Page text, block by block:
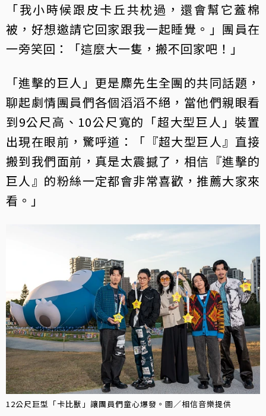
「我小時候跟皮卡丘共枕過，還會幫它蓋棉
被，好想邀請它回家跟我一起睡覺。」團員在
一旁笑回：「這麼大一隻，搬不回家吧！」
「進擊的巨人」更是麋先生全團的共同話題，
聊起劇情團員們各個滔滔不絕，當他們親眼看
到9公尺高、10公尺寬的「超大型巨人」裝置
出現在眼前，驚呼道：「『超大型巨人』直接
搬到我們面前，真是太震撼了，相信『進擊的
巨人』的粉絲一定都會非常喜歡，推薦大家來
看。」
12公尺巨型「卡比獸」讓團員們童心爆發。圖／相信音樂提供